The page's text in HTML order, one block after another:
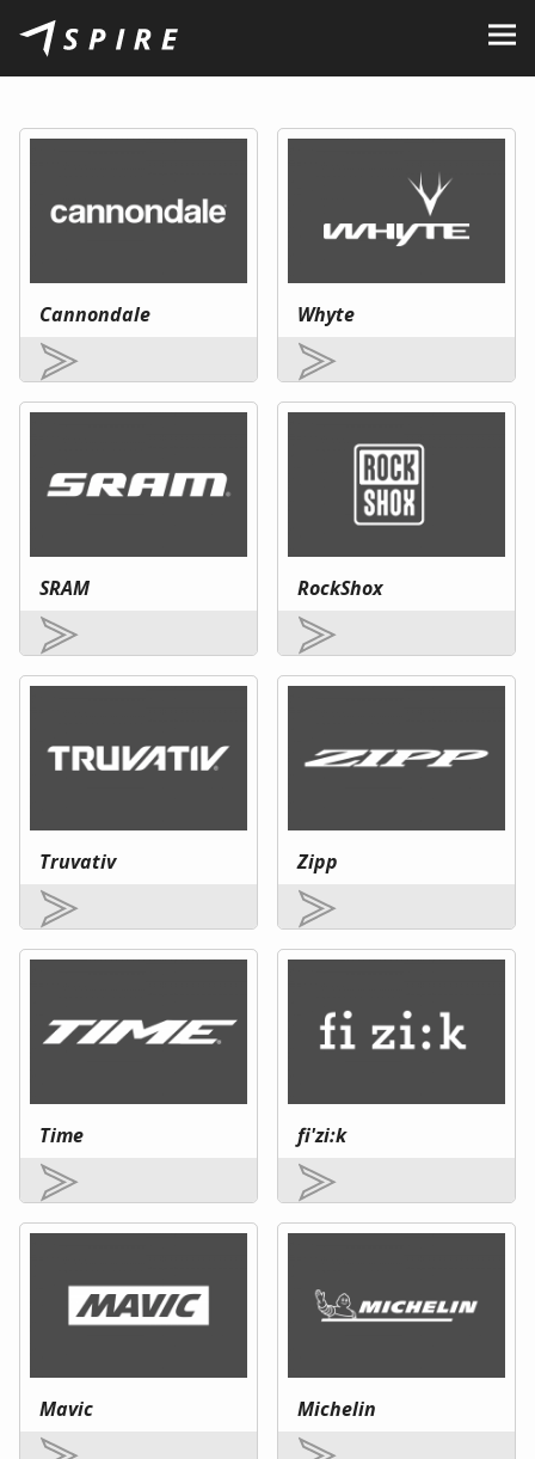
Rólunk
Márkák
Kapcsolat
Cannondale Whyte
SRAM RockShox
Truvativ Zipp
Time fi'zi:k
Mavic Michelin